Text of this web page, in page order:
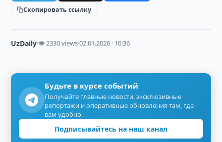
Скопировать ссылку
UzDaily·👁 2330 views·02.01.2026 · 10:36
Будьте в курсе событий
Получайте главные новости, эксклюзивные
репортажи и оперативные обновления там, где
вам удобно.
Подписывайтесь на наш канал